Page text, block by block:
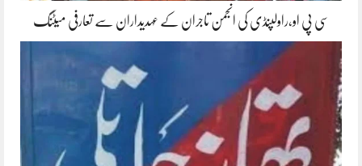
سی پی او،راولپنڈی کی انجمن تاجران کے عہدیداران سے تعارفی میٹنگ